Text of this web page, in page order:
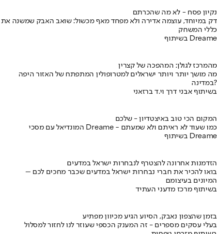
נקיון פסח - לא מה שהכרתם
דק במיוחד, עוצמה אדירה ולא מפחד מאף מכשול: שואב האבק שמשנה את
כללי המשחק
בשיתוף Dreame
מהמרכז לגולן: המהפכה של קצרין
מה מושך יותר ויותר ישראלים למטרופולין המתפתח של האזור היפה
במדינה?
בשיתוף אבני דרך וי.ד ברזאני
המקום הכי טוב באיצטדיון - שלכם
המונדיאל עם מסכי Dreame - כמו שעוד לא ראיתם ולא שמעתם
בשיתוף Dreame
הזדמנות אחרונה להצטרף לנבחרות ישראל במדעים
בואו להכיר את חברי נבחרות ישראל במדעים שכבר מחכים לכם –
המיונים בעיצומם
בשיתוף מרכז מדעני העתיד
בזמן שהצפון נאבק, הסיוע הגיע מכיוון מפתיע
בעלי עסקים מספרים - זה המענק הכספי שעוזר לנו לחזור למסלול